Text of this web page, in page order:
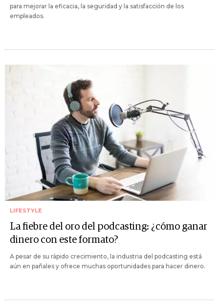
para mejorar la eficacia, la seguridad y la satisfacción de los
empleados.
LIFESTYLE
La fiebre del oro del podcasting: ¿cómo ganar
dinero con este formato?
A pesar de su rápido crecimiento, la industria del podcasting está
aún en pañales y ofrece muchas oportunidades para hacer dinero.